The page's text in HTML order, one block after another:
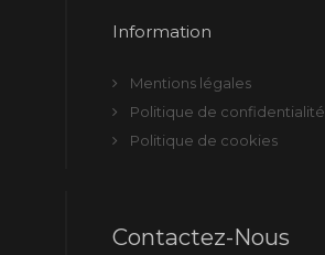
Information
Mentions légales
Politique de confidentialité
Politique de cookies
Contactez-Nous